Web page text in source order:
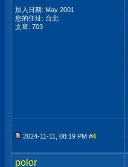
加入日期: May 2001
您的住址: 台北
文章: 703
2024-11-11, 08:19 PM #4
polor